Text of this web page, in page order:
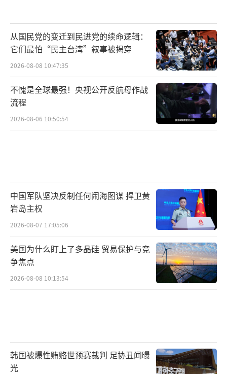
从国民党的变迁到民进党的续命逻辑：
它们最怕“民主台湾”叙事被揭穿
2026-08-08 10:47:35
不愧是全球最强！央视公开反航母作战
流程
2026-08-06 10:50:54
中国军队坚决反制任何闹海图谋 捍卫黄
岩岛主权
2026-08-07 17:05:06
美国为什么盯上了多晶硅 贸易保护与竞
争焦点
2026-08-08 10:13:54
韩国被爆性贿赂世预赛裁判 足协丑闻曝
光